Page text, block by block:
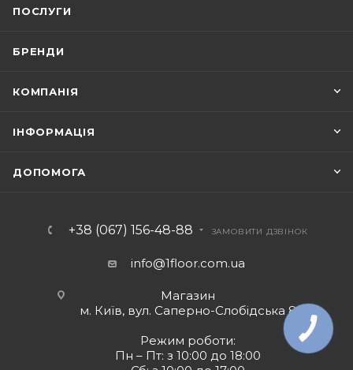
ПОСЛУГИ
БРЕНДИ
КОМПАНІЯ
ІНФОРМАЦІЯ
ДОПОМОГА
+38 (067) 156-48-88 ЗАМОВИТИ ДЗВІНОК
info@1floor.com.ua
Магазин
м. Київ, вул. Саперно-Слобідська 8
Режим роботи:
Пн – Пт: з 10:00 до 18:00